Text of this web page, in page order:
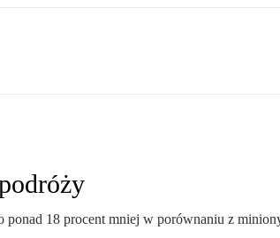
18 procent mniej w porównaniu z